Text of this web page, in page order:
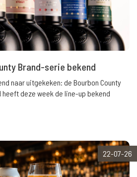
Brand-serie bekend
naar uitgekeken: de Bourbon County
heeft deze week de line-up bekend
22-07-26